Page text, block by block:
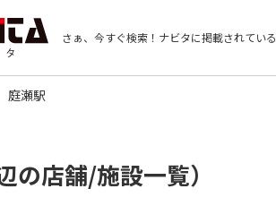
さぁ、今すぐ検索！ ナビタに掲載されている
庭瀬駅
の店舗/施設一覧）